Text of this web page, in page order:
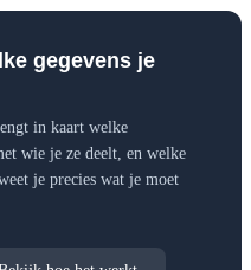
gegevens je
in kaart welke
wie je ze deelt, en welke
je precies wat je moet